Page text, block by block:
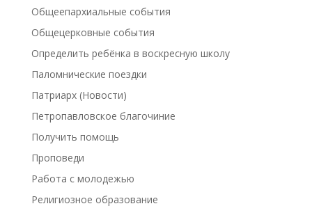
Общеепархиальные события
Общецерковные события
Определить ребёнка в воскресную школу
Паломнические поездки
Патриарх (Новости)
Петропавловское благочиние
Получить помощь
Проповеди
Работа с молодежью
Религиозное образование